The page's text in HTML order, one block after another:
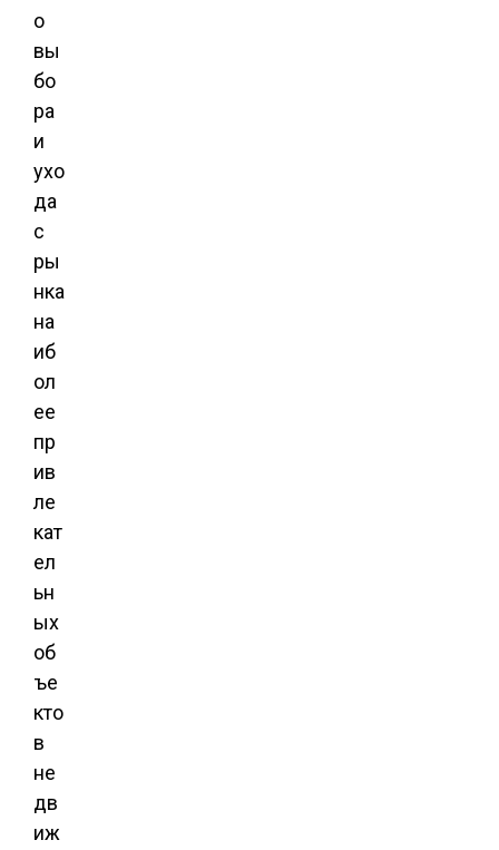
о
вы
бо
ра
и
ухо
да
с
ры
нка
на
иб
ол
ее
пр
ив
ле
кат
ел
ьн
ых
об
ъе
кто
в
не
дв
иж